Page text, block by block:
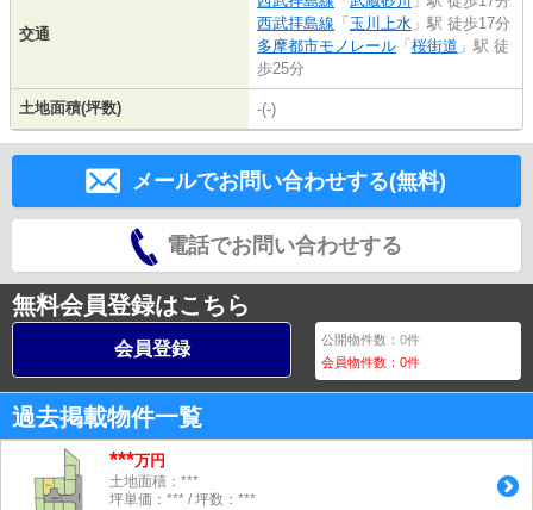
交通
西武拝島線 「 玉川上水 」駅 徒歩17分
多摩都市モノレール 「 桜街道 」駅 徒
歩25分
土地面積(坪数) -(-)
メールでお問い合わせする(無料)
電話でお問い合わせする
無料会員登録はこちら
会員登録 公開物件数：0件
会員物件数：0件
過去掲載物件一覧
***万円
土地面積：***
坪単価：*** / 坪数：***